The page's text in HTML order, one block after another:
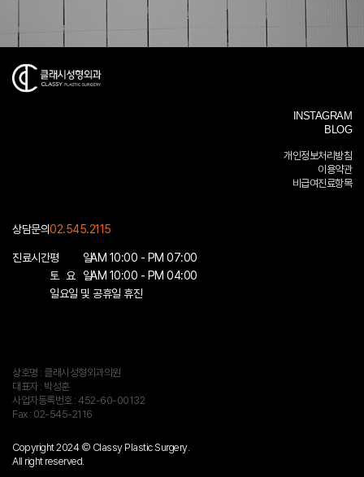
INSTAGRAM
BLOG
개인정보처리방침
이용약관
비급여진료항목
상담문의02.545.2115
진료시간평 일AM 10:00 - PM 07:00
토 요 일AM 10:00 - PM 04:00
일요일 및 공휴일 휴진
상호명 : 클래시성형외과의원
대표자 : 박성훈
사업자등록번호 : 452-60-00132
Fax : 02-545-2116
Copyright 2024 © Classy Plastic Surgery.
All right reserved.